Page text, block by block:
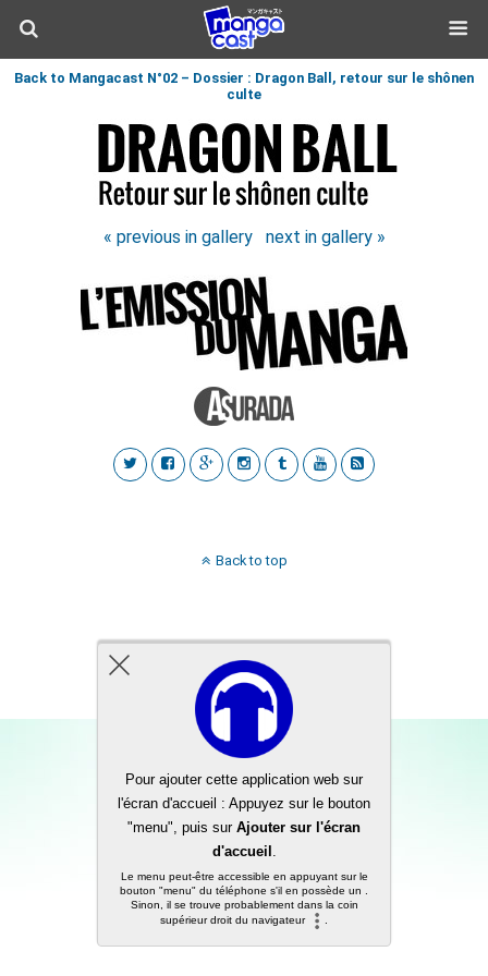
Back to Mangacast N°02 – Dossier : Dragon Ball, retour sur le shônen
culte
« previous in gallery next in gallery »
Back to top